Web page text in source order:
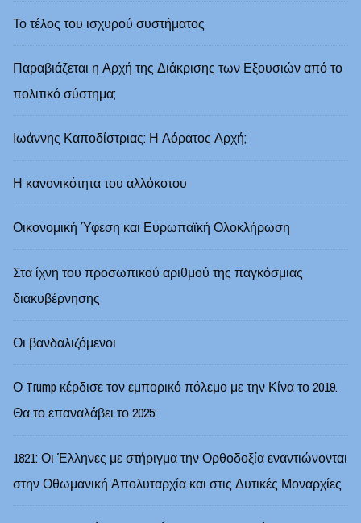
Το τέλος του ισχυρού συστήματος
Παραβιάζεται η Αρχή της Διάκρισης των Εξουσιών από το
πολιτικό σύστημα;
Ιωάννης Καποδίστριας: Η Αόρατος Αρχή;
Η κανονικότητα του αλλόκοτου
Οικονομική Ύφεση και Ευρωπαϊκή Ολοκλήρωση
Στα ίχνη του προσωπικού αριθμού της παγκόσμιας
διακυβέρνησης
Οι βανδαλιζόμενοι
Ο Trump κέρδισε τον εμπορικό πόλεμο με την Κίνα το 2019.
Θα το επαναλάβει το 2025;
1821: Οι Έλληνες με στήριγμα την Ορθοδοξία εναντιώνονται
στην Οθωμανική Απολυταρχία και στις Δυτικές Μοναρχίες